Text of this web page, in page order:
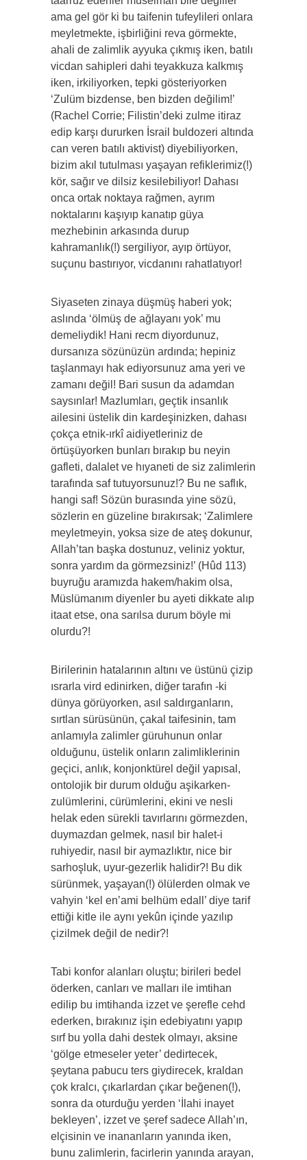
ama gel gör ki bu taifenin tufeylileri onlara
meyletmekte, işbirliğini reva görmekte,
ahali de zalimlik ayyuka çıkmış iken, batılı
vicdan sahipleri dahi teyakkuza kalkmış
iken, irkiliyorken, tepki gösteriyorken
‘Zulüm bizdense, ben bizden değilim!’
(Rachel Corrie; Filistin’deki zulme itiraz
edip karşı dururken İsrail buldozeri altında
can veren batılı aktivist) diyebiliyorken,
bizim akıl tutulması yaşayan refiklerimiz(!)
kör, sağır ve dilsiz kesilebiliyor! Dahası
onca ortak noktaya rağmen, ayrım
noktalarını kaşıyıp kanatıp güya
mezhebinin arkasında durup
kahramanlık(!) sergiliyor, ayıp örtüyor,
suçunu bastırıyor, vicdanını rahatlatıyor!
Siyaseten zinaya düşmüş haberi yok;
aslında ‘ölmüş de ağlayanı yok’ mu
demeliydik! Hani recm diyordunuz,
dursanıza sözünüzün ardında; hepiniz
taşlanmayı hak ediyorsunuz ama yeri ve
zamanı değil! Bari susun da adamdan
saysınlar! Mazlumları, geçtik insanlık
ailesini üstelik din kardeşinizken, dahası
çokça etnik-ırkî aidiyetleriniz de
örtüşüyorken bunları bırakıp bu neyin
gafleti, dalalet ve hıyaneti de siz zalimlerin
tarafında saf tutuyorsunuz!? Bu ne saflık,
hangi saf! Sözün burasında yine sözü,
sözlerin en güzeline bırakırsak; ‘Zalimlere
meyletmeyin, yoksa size de ateş dokunur,
Allah’tan başka dostunuz, veliniz yoktur,
sonra yardım da görmezsiniz!’ (Hûd 113)
buyruğu aramızda hakem/hakim olsa,
Müslümanım diyenler bu ayeti dikkate alıp
itaat etse, ona sarılsa durum böyle mi
olurdu?!
Birilerinin hatalarının altını ve üstünü çizip
ısrarla vird edinirken, diğer tarafın -ki
dünya görüyorken, asıl saldırganların,
sırtlan sürüsünün, çakal taifesinin, tam
anlamıyla zalimler güruhunun onlar
olduğunu, üstelik onların zalimliklerinin
geçici, anlık, konjonktürel değil yapısal,
ontolojik bir durum olduğu aşikarken-
zulümlerini, cürümlerini, ekini ve nesli
helak eden sürekli tavırlarını görmezden,
duymazdan gelmek, nasıl bir halet-i
ruhiyedir, nasıl bir aymazlıktır, nice bir
sarhoşluk, uyur-gezerlik halidir?! Bu dik
sürünmek, yaşayan(!) ölülerden olmak ve
vahyin ‘kel en’ami belhüm edall’ diye tarif
ettiği kitle ile aynı yekûn içinde yazılıp
çizilmek değil de nedir?!
Tabi konfor alanları oluştu; birileri bedel
öderken, canları ve malları ile imtihan
edilip bu imtihanda izzet ve şerefle cehd
ederken, bırakınız işin edebiyatını yapıp
sırf bu yolla dahi destek olmayı, aksine
‘gölge etmeseler yeter’ dedirtecek,
şeytana pabucu ters giydirecek, kraldan
çok kralcı, çıkarlardan çıkar beğenen(!),
sonra da oturduğu yerden ‘İlahi inayet
bekleyen’, izzet ve şeref sadece Allah’ın,
elçisinin ve inananların yanında iken,
bunu zalimlerin, facirlerin yanında arayan,